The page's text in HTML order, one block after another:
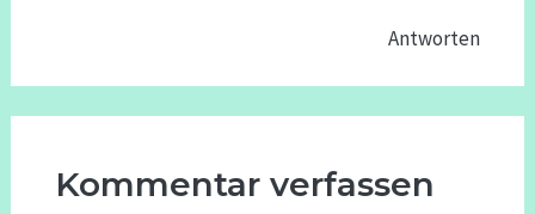
Antworten
Kommentar verfassen